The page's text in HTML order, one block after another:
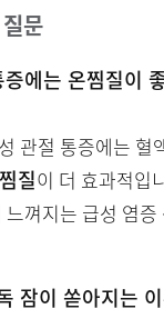
문
에는 온찜질이
관절 통증에는 혈
질이 더 효과적입
껴지는 급성 염증
잠이 쏟아지는